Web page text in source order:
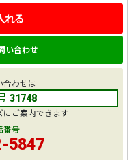
れる
い合わせ
合わせは
31748
にご案内できます
番号
5847